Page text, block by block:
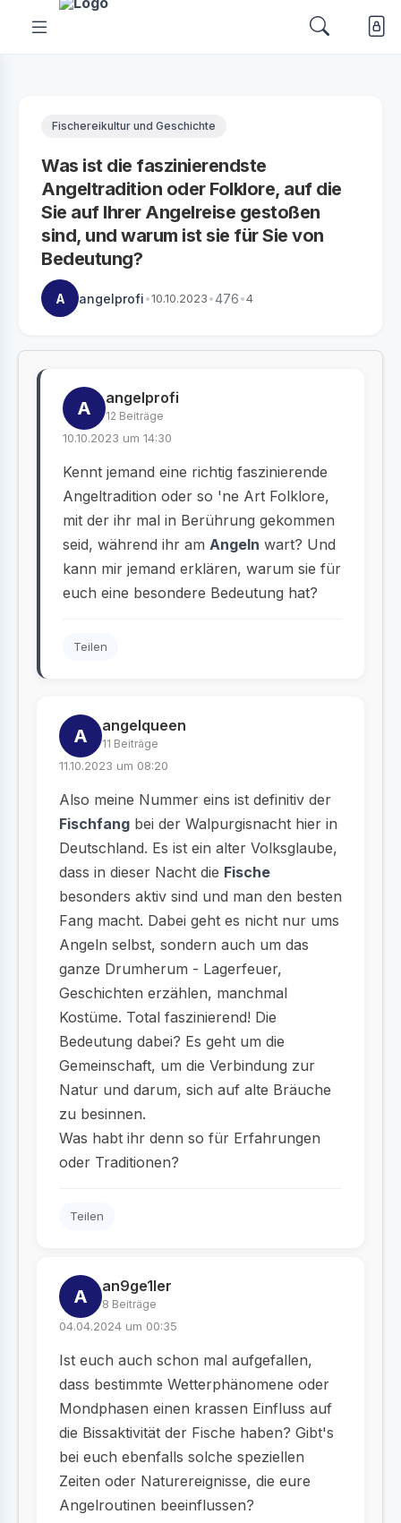
Fischereikultur und Geschichte
Was ist die faszinierendste
Angeltradition oder Folklore, auf die
Sie auf Ihrer Angelreise gestoßen
sind, und warum ist sie für Sie von
Bedeutung?
A angelprofi•10.10.2023•476•4
A angelprofi
12 Beiträge
10.10.2023 um 14:30
Kennt jemand eine richtig faszinierende
Angeltradition oder so 'ne Art Folklore,
mit der ihr mal in Berührung gekommen
seid, während ihr am Angeln wart? Und
kann mir jemand erklären, warum sie für
euch eine besondere Bedeutung hat?
Teilen
A angelqueen
11 Beiträge
11.10.2023 um 08:20
Also meine Nummer eins ist definitiv der
Fischfang bei der Walpurgisnacht hier in
Deutschland. Es ist ein alter Volksglaube,
dass in dieser Nacht die Fische
besonders aktiv sind und man den besten
Fang macht. Dabei geht es nicht nur ums
Angeln selbst, sondern auch um das
ganze Drumherum - Lagerfeuer,
Geschichten erzählen, manchmal
Kostüme. Total faszinierend! Die
Bedeutung dabei? Es geht um die
Gemeinschaft, um die Verbindung zur
Natur und darum, sich auf alte Bräuche
zu besinnen.
Was habt ihr denn so für Erfahrungen
oder Traditionen?
Teilen
A an9ge1ler
8 Beiträge
04.04.2024 um 00:35
Ist euch auch schon mal aufgefallen,
dass bestimmte Wetterphänomene oder
Mondphasen einen krassen Einfluss auf
die Bissaktivität der Fische haben? Gibt's
bei euch ebenfalls solche speziellen
Zeiten oder Naturereignisse, die eure
Angelroutinen beeinflussen?